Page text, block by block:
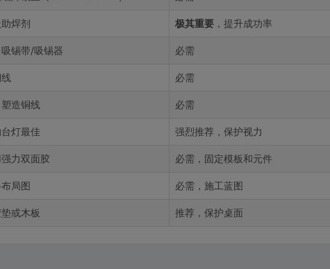
焊剂 极其重要 ，提升成功率
锡带/吸锡器 必需
必需
造铜线 必需
灯最佳 强烈推荐，保护视力
力双面胶 必需，固定模板和元件
局图 必需，施工蓝图
或木板 推荐，保护桌面